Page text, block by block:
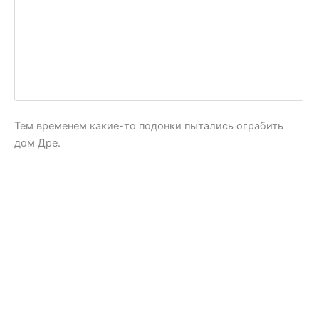
Тем временем какие-то подонки пытались ограбить
дом Дре.